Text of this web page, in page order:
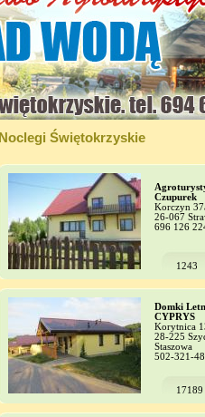
Noclegi Świętokrzyskie
Czupurek
Korczyn
26-067
696 126
1243
Domki
CYPRYS
Korytnica
28-225
Staszowa
502-321-
17189